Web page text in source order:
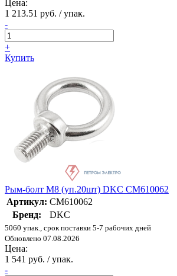
Цена:
1 213.51 руб. / упак.
-
+
Купить
Рым-болт M8 (уп.20шт) DKC CM610062
Артикул: CM610062
Бренд:
DKC
5060 упак., срок поставки 5-7 рабочих дней
Обновлено 07.08.2026
Цена:
1 541 руб. / упак.
-